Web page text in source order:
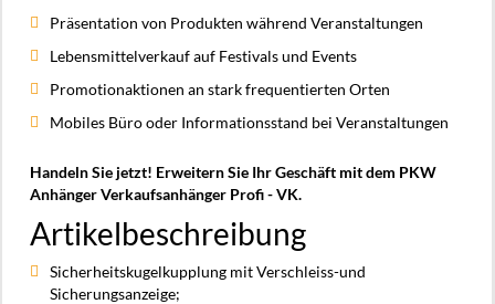
Präsentation von Produkten während Veranstaltungen
Lebensmittelverkauf auf Festivals und Events
Promotionaktionen an stark frequentierten Orten
Mobiles Büro oder Informationsstand bei Veranstaltungen
Handeln Sie jetzt! Erweitern Sie Ihr Geschäft mit dem PKW
Anhänger Verkaufsanhänger Profi - VK.
Artikelbeschreibung
Sicherheitskugelkupplung mit Verschleiss-und
Sicherungsanzeige;